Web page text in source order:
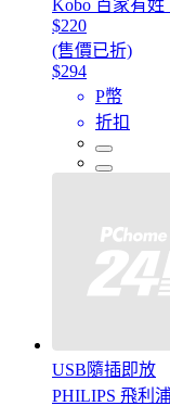
Kobo 百家有
$220
(售價已折)
$294
P幣
折扣
USB隨插即放
PHILIPS 飛利